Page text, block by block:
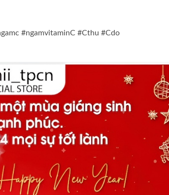
#ngamvitaminC #Cthu #Cdo